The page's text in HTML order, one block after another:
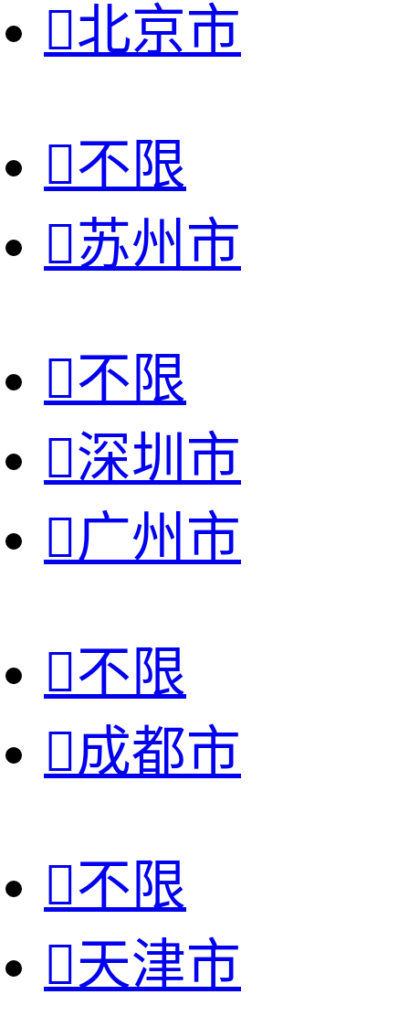
北京市
不限
苏州市
不限
深圳市
广州市
不限
成都市
不限
天津市